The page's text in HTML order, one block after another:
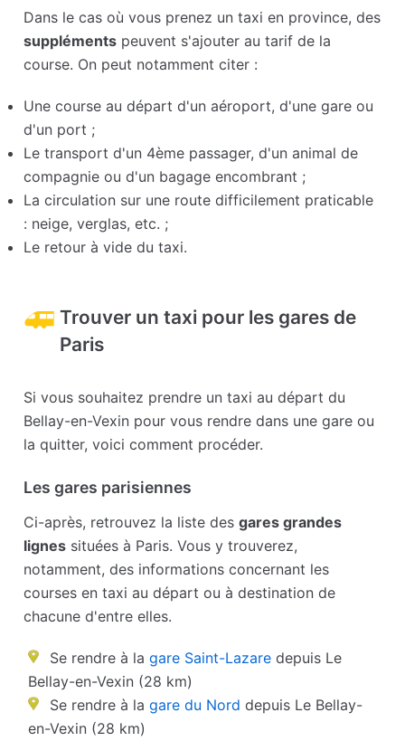
Dans le cas où vous prenez un taxi en province, des
suppléments peuvent s'ajouter au tarif de la
course. On peut notamment citer :
Une course au départ d'un aéroport, d'une gare ou
d'un port ;
Le transport d'un 4ème passager, d'un animal de
compagnie ou d'un bagage encombrant ;
La circulation sur une route difficilement praticable
: neige, verglas, etc. ;
Le retour à vide du taxi.
Trouver un taxi pour les gares de
Paris
Si vous souhaitez prendre un taxi au départ du
Bellay-en-Vexin pour vous rendre dans une gare ou
la quitter, voici comment procéder.
Les gares parisiennes
Ci-après, retrouvez la liste desgares grandes
lignes situées à Paris. Vous y trouverez,
notamment, des informations concernant les
courses en taxi au départ ou à destination de
chacune d'entre elles.
Se rendre à la gare Saint-Lazare depuis Le
Bellay-en-Vexin (28 km)
Se rendre à la gare du Nord depuis Le Bellay-
en-Vexin (28 km)